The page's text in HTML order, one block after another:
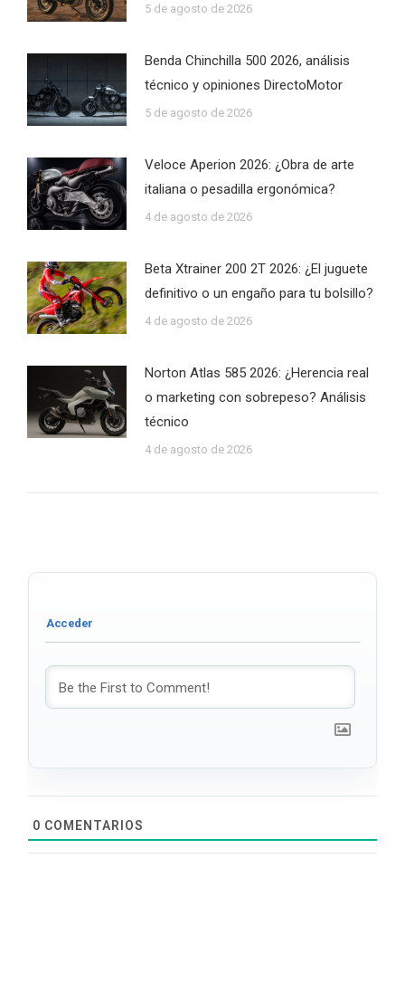
5 de agosto de 2026
Benda Chinchilla 500 2026, análisis
técnico y opiniones DirectoMotor
5 de agosto de 2026
Veloce Aperion 2026: ¿Obra de arte
italiana o pesadilla ergonómica?
4 de agosto de 2026
Beta Xtrainer 200 2T 2026: ¿El juguete
definitivo o un engaño para tu bolsillo?
4 de agosto de 2026
Norton Atlas 585 2026: ¿Herencia real
o marketing con sobrepeso? Análisis
técnico
4 de agosto de 2026
0 COMENTARIOS